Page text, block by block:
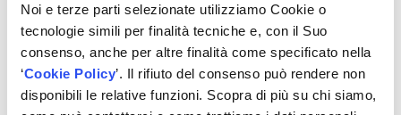
Noi e terze parti selezionate utilizziamo Cookie o
tecnologie simili per finalità tecniche e, con il Suo
consenso, anche per altre finalità come specificato nella
‘Cookie Policy’. Il rifiuto del consenso può rendere non
disponibili le relative funzioni. Scopra di più su chi siamo,
EDUCAC: CORSO ABILITA CLIMA PER GAS
FLUORURATI